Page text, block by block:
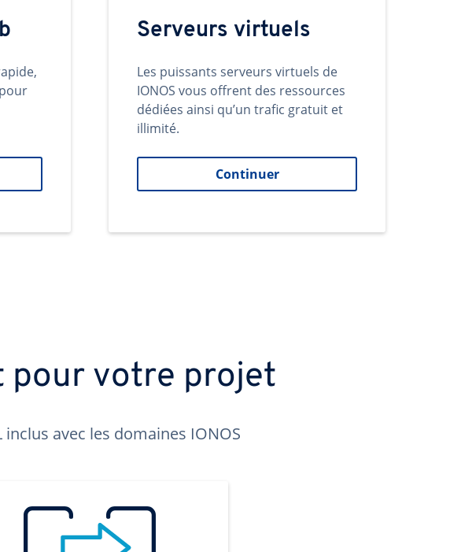
Serveurs virtuels
Les puissants serveurs virtuels de
IONOS vous offrent des ressources
dédiées ainsi qu’un trafic gratuit et
illimité.
Continuer
pour votre projet
avec les domaines IONOS